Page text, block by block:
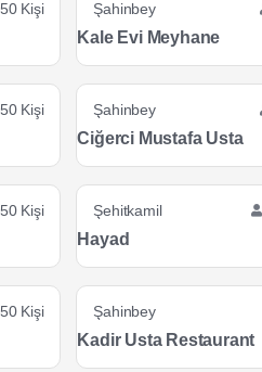
Kişi Şahinbey
Kale Evi Meyhane
Kişi Şahinbey
Ciğerci Mustafa Usta
Kişi Şehitkamil
Hayad
Kişi Şahinbey
Kadir Usta Restaurant